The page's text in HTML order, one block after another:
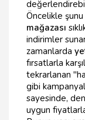
Öncelikle
mağazası
indirimler
zamanlarda
fırsatlarla
tekrarlanan
gibi
sayesinde,
uygun